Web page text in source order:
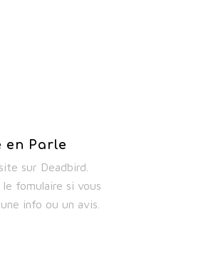
en Parle
sur Deadbird.
fomulaire si vous
info ou un avis.